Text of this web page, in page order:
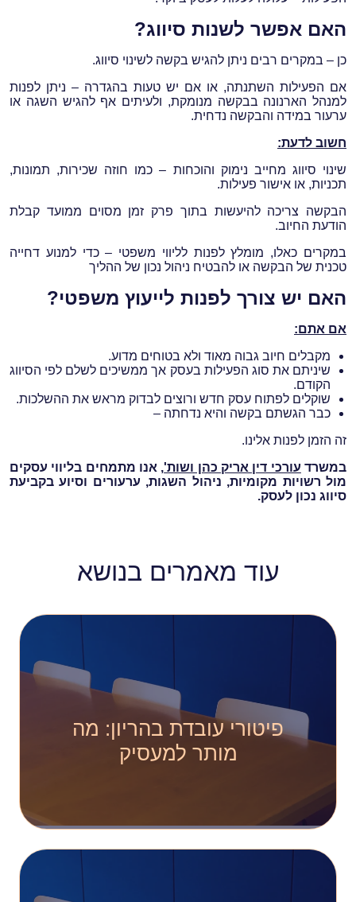
האם אפשר לשנות סיווג?
כן – במקרים רבים ניתן להגיש בקשה לשינוי סיווג.
אם הפעילות השתנתה, או אם יש טעות בהגדרה – ניתן לפנות
למנהל הארנונה בבקשה מנומקת, ולעיתים אף להגיש השגה או
ערעור במידה והבקשה נדחית.
חשוב לדעת:
שינוי סיווג מחייב נימוק והוכחות – כמו חוזה שכירות, תמונות,
תכניות, או אישור פעילות.
הבקשה צריכה להיעשות בתוך פרק זמן מסוים ממועד קבלת
הודעת החיוב.
במקרים כאלו, מומלץ לפנות לליווי משפטי – כדי למנוע דחייה
טכנית של הבקשה או להבטיח ניהול נכון של ההליך
האם יש צורך לפנות לייעוץ משפטי?
אם אתם:
מקבלים חיוב גבוה מאוד ולא בטוחים מדוע.
שיניתם את סוג הפעילות בעסק אך ממשיכים לשלם לפי הסיווג
הקודם.
שוקלים לפתוח עסק חדש ורוצים לבדוק מראש את ההשלכות.
כבר הגשתם בקשה והיא נדחתה –
זה הזמן לפנות אלינו.
במשרד עורכי דין אריק כהן ושות', אנו מתמחים בליווי עסקים
מול רשויות מקומיות, ניהול השגות, ערעורים וסיוע בקביעת
סיווג נכון לעסק.
עוד מאמרים בנושא
פיטורי עובדת בהריון: מה
מותר למעסיק